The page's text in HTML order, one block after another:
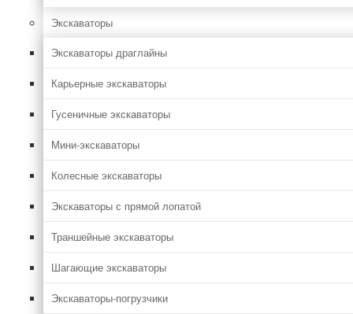
Экскаваторы
Экскаваторы драглайны
Карьерные экскаваторы
Гусеничные экскаваторы
Мини-экскаваторы
Колесные экскаваторы
Экскаваторы с прямой лопатой
Траншейные экскаваторы
Шагающие экскаваторы
Экскаваторы-погрузчики